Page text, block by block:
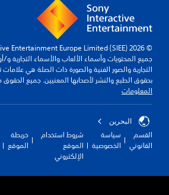
© 2026 Sony Interactive Entertainment Europe Limited (SIEE)
جميع المحتويات وأسماء الألعاب والأسماء التجارية و/
التجارية والصور الفنية والصورة ذات الصلة هي
بحقوق الطبع والنشر لأصحابها المعنيين. جميع
المعلومات
البحرين
القسم
القانوني
سياسة
الخصوصية
شروط استخدام
الموقع
الإلكتروني
خريطة
الموقع